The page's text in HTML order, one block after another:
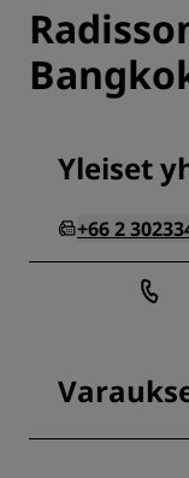
Yleiset
+66 2